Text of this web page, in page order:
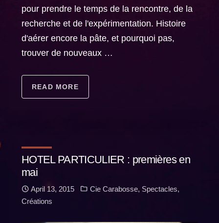
pour prendre le temps de la rencontre, de la
recherche et de l'expérimentation. Histoire
d'aérer encore la pâte, et pourquoi pas,
trouver de nouveaux …
READ MORE
HOTEL PARTICULIER : premières en
mai
April 13, 2015 Cie Carabosse, Spectacles,
Créations